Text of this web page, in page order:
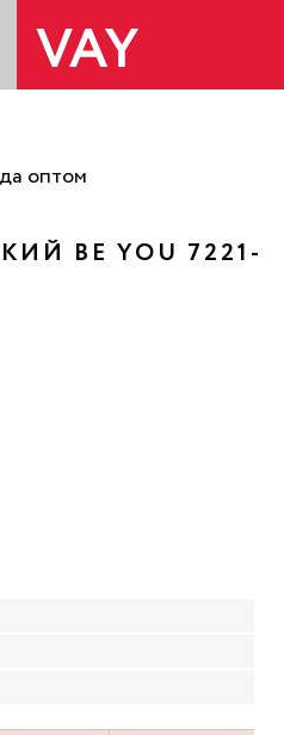
оптом
BE YOU 7221-